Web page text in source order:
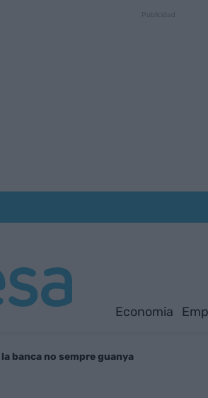
Economia
banca no sempre guanya